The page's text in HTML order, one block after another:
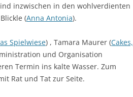
inzwischen in den wohlverdienten
(Anna Antonia).
Spielwiese) , Tamara Maurer (Cakes,
und Organisation
Termin ins kalte Wasser. Zum
Rat und Tat zur Seite.